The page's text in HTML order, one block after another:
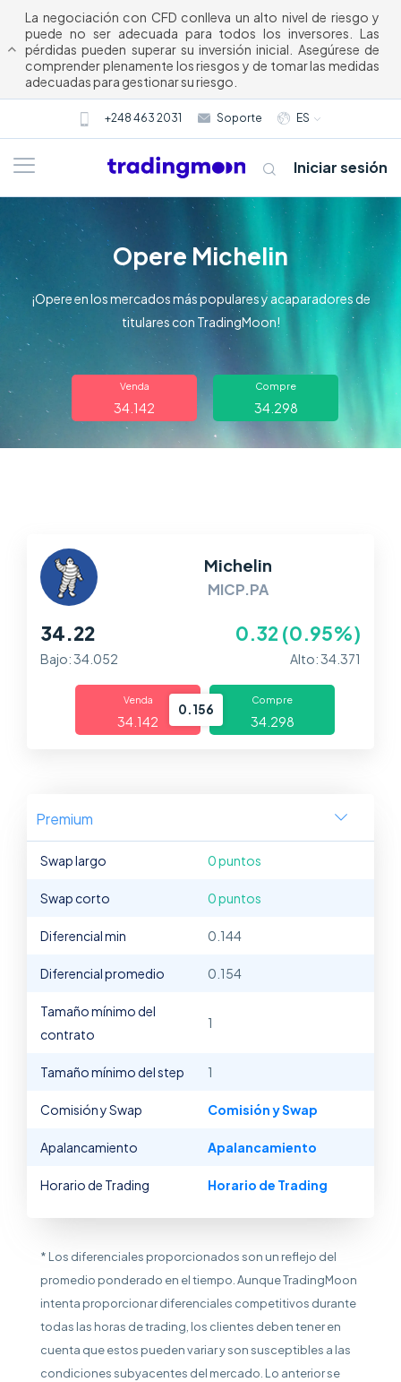
La negociación con CFD conlleva un alto nivel de riesgo y
puede no ser adecuada para todos los inversores. Las
pérdidas pueden superar su inversión inicial. Asegúrese de
comprender plenamente los riesgos y de tomar las medidas
adecuadas para gestionar su riesgo.
+248 463 2031 Soporte ES
Centro de Ayuda
Iniciar sesión
Opere Michelin
¡Opere en los mercados más populares y acaparadores de
titulares con TradingMoon!
Venda
34.142
Compre
34.298
Michelin
MICP.PA
34.22 0.32 (0.95%)
Bajo: 34.052 Alto: 34.371
Venda
34.142
0.156
Compre
34.298
Premium
Swap largo 0 puntos
Swap corto 0 puntos
Diferencial min 0.144
Diferencial promedio 0.154
Tamaño mínimo del
contrato
1
Tamaño mínimo del step 1
Comisión y Swap Comisión y Swap
Apalancamiento Apalancamiento
Horario de Trading Horario de Trading
* Los diferenciales proporcionados son un reflejo del
promedio ponderado en el tiempo. Aunque TradingMoon
intenta proporcionar diferenciales competitivos durante
todas las horas de trading, los clientes deben tener en
cuenta que estos pueden variar y son susceptibles a las
condiciones subyacentes del mercado. Lo anterior se